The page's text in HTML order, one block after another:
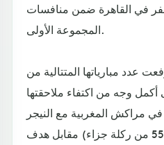
4-صفر في القاهرة ضمن منافسات
المجموعة الأولى.
عدد مبارياتها المتتالية من
لى 32، على أكمل وجه من اكتفاء ملاحقتها
في مراكش المغربية مع النيجر
بهدف لإيسوفو دايو (55 من ركلة جزاء) مقابل هدف